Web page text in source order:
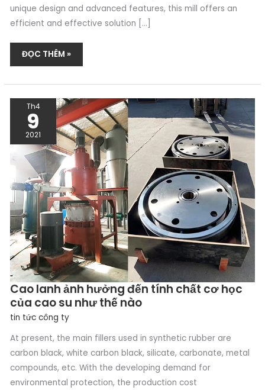
unique design and advanced features, this mill offers an
efficient and effective solution […]
ĐỌC THÊM »
Th4
9
2021
Cao lanh ảnh hưởng đến tính chất cơ học
của cao su như thế nào
tin tức công ty
At present, the main fillers used in synthetic rubber are
carbon black, white carbon black, silicate, carbonate, metal
compounds, etc. With the developing demand for
environmental protection, the production cost
CAO
LANH
ẢNH
HƯỞNG
ĐẾN
TÍNH
CHẤT
CƠ
HỌC
CỦA
CAO
SU
NHƯ
THẾ
NÀO